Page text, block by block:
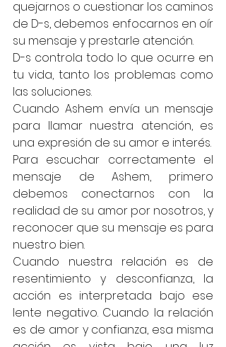
quejarnos o cuestionar los caminos
de D-s, debemos enfocarnos en oír
su mensaje y prestarle atención.
D-s controla todo lo que ocurre en
tu vida, tanto los problemas como
las soluciones.
Cuando Ashem envía un mensaje
para llamar nuestra atención, es
una expresión de su amor e interés.
Para escuchar correctamente el
mensaje de Ashem, primero
debemos conectarnos con la
realidad de su amor por nosotros, y
reconocer que su mensaje es para
nuestro bien.
Cuando nuestra relación es de
resentimiento y desconfianza, la
acción es interpretada bajo ese
lente negativo. Cuando la relación
es de amor y confianza, esa misma